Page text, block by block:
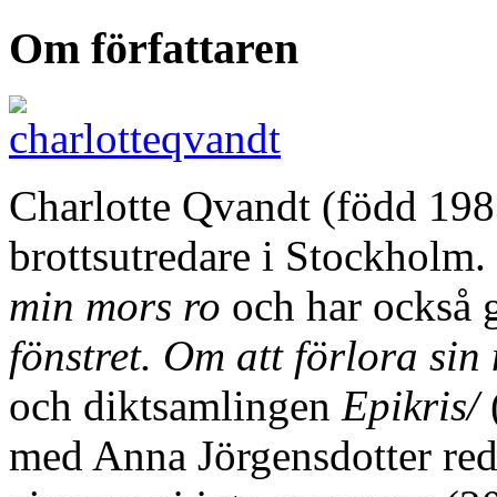
Om författaren
Charlotte Qvandt (född
brottsutredare i
min mors ro och har också
fönstret. Om att förlora sin
och diktsamlingen Epikris/
med Anna Jörgensdotter